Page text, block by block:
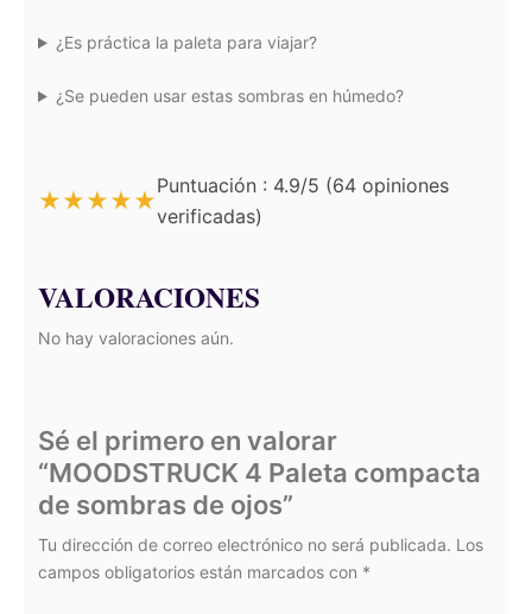
¿Es práctica la paleta para viajar?
¿Se pueden usar estas sombras en húmedo?
★★★★★
Puntuación : 4.9/5 (64 opiniones
verificadas)
VALORACIONES
No hay valoraciones aún.
Sé el primero en valorar
“MOODSTRUCK 4 Paleta compacta
de sombras de ojos”
Tu dirección de correo electrónico no será publicada. Los
campos obligatorios están marcados con *